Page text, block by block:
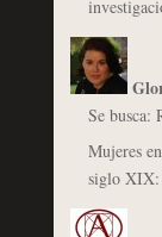
Se busca:
Mujeres
siglo XIX: